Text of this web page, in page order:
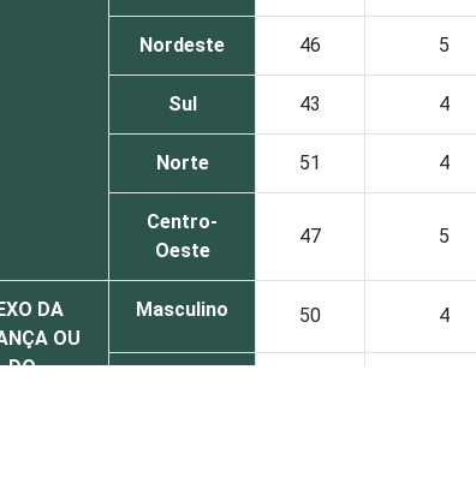
Nordeste 46 5
Sul 43 4
Norte 51 4
Centro-
Oeste
47 5
DA
OU
DO
Masculino 50 4